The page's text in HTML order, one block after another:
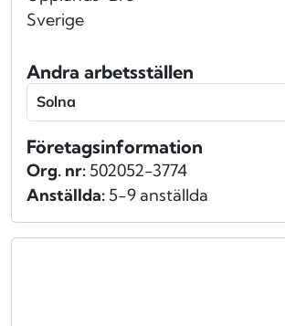
Sverige
Andra arbetsställen
Solna
Företagsinformation
Org. nr: 502052-3774
Anställda: 5-9 anställda